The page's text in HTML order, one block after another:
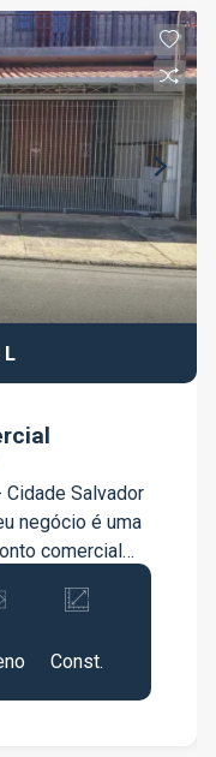
Salvador
negócio é uma
comercial
para
com o
e o
Const.